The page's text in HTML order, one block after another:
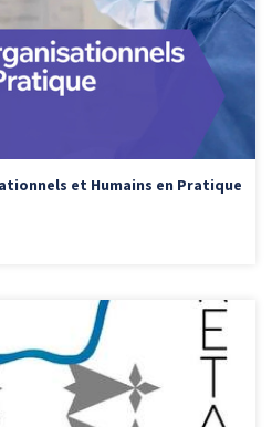
et Humains en Pratique